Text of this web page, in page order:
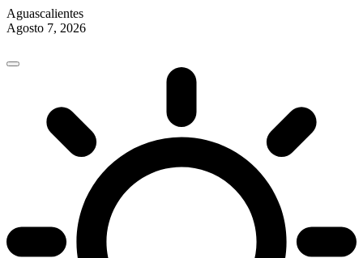
Aguascalientes
Agosto 7, 2026
content